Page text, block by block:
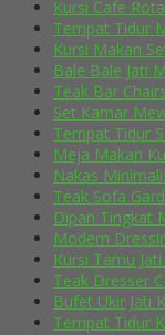
Kursi Cafe
Tempat Tidur
Kursi Makan
Bale Bale Jati
Teak Bar
Set Kamar
Tempat Tidur
Meja Makan
Nakas
Teak Sofa
Dipan Tingkat
Modern
Kursi Tamu
Teak Dresser
Bufet Ukir Jati
Tempat Tidur